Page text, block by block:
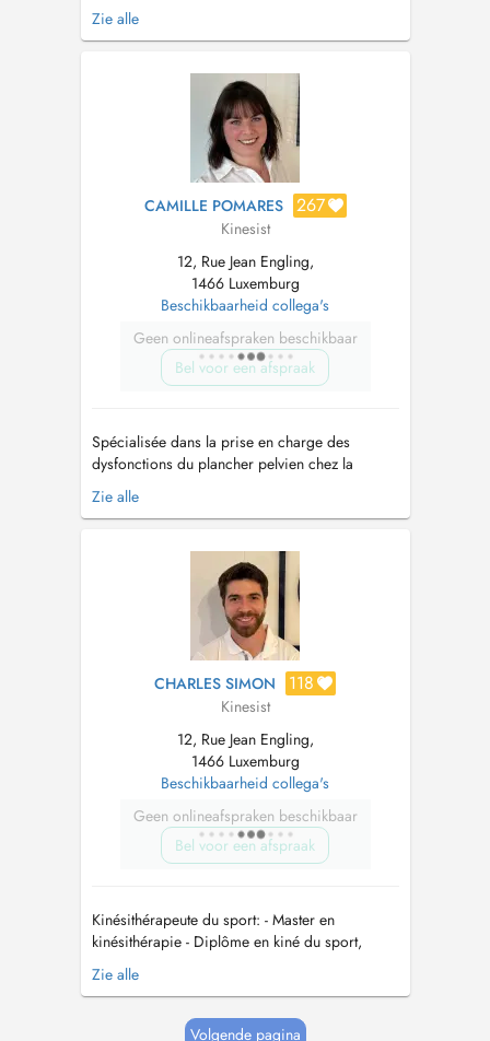
-Echographie musculosquelettique -Formation
épaule L'entrée du bâtiment se situe après la
Hilton sur votre gauche. Le cabinet est au
16ème étage. Le parkin...
Zie alle
CAMILLE POMARES 267
Kinesist
12, Rue Jean Engling,
1466 Luxemburg
Beschikbaarheid collega's
Geen onlineafspraken beschikbaar
Bel voor een afspraak
Spécialisée dans la prise en charge des
dysfonctions du plancher pelvien chez la
femme, je vous accompagne et vous guide tant
dans votre périnatalité que dans votre globalité.
rééducation abdominale Kiné respiratoire du
nourrisson - Bronchiolite Ac...
Zie alle
CHARLES SIMON 118
Kinesist
12, Rue Jean Engling,
1466 Luxemburg
Beschikbaarheid collega's
Geen onlineafspraken beschikbaar
Bel voor een afspraak
Kinésithérapeute du sport: - Master en
kinésithérapie - Diplôme en kiné du sport,
taping, thérapie manuelle - Diplôme
complémentaire en traitement physique de
bandages spécifiques, presso-thérapie -
Zie alle
Volgende pagina